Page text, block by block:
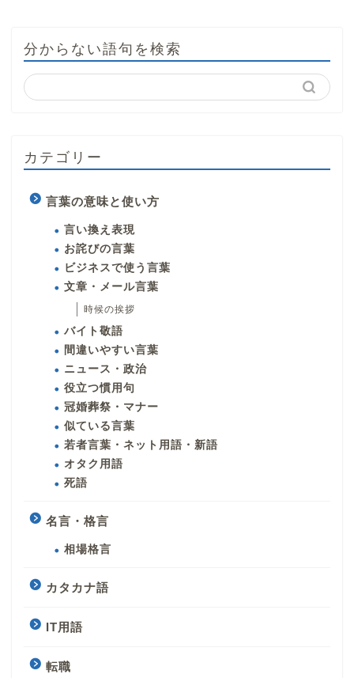
分からない語句を検索
カテゴリー
言葉の意味と使い方
言い換え表現
お詫びの言葉
ビジネスで使う言葉
文章・メール言葉
時候の挨拶
バイト敬語
間違いやすい言葉
ニュース・政治
役立つ慣用句
冠婚葬祭・マナー
似ている言葉
若者言葉・ネット用語・新語
オタク用語
死語
名言・格言
相場格言
カタカナ語
IT用語
転職